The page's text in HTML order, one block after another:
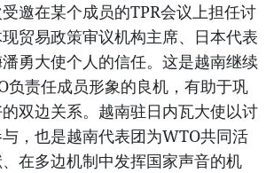
邀在某个成员的TPR会议上担任讨
贸易政策审议机构主席、日本代表
勇大使个人的信任。这是越南继续
负责任成员形象的良机，有助于巩
双边关系。越南驻日内瓦大使以讨
，也是越南代表团为WTO共同活
在多边机制中发挥国家声音的机